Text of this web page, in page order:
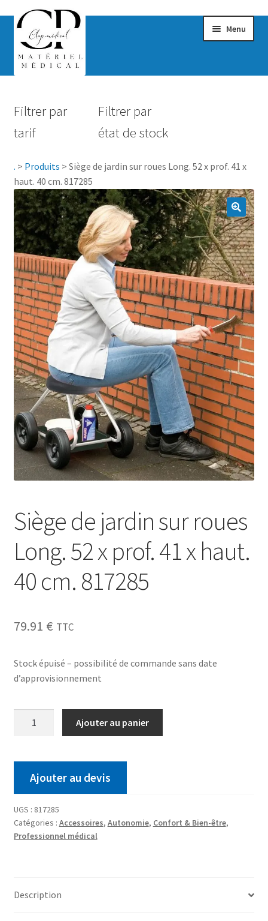
Menu
Hygiène
Maternité
Accessoires Salle de bain
Vêtements & Chaussures
Sécurité
Pro.
0.00 €
Filtrer par
tarif
Filtrer par
état de stock
. > Produits > Siège de jardin sur roues Long. 52 x prof. 41 x
haut. 40 cm. 817285
Siège de jardin sur roues
Long. 52 x prof. 41 x haut.
40 cm. 817285
79.91 € TTC
Stock épuisé – possibilité de commande sans date
d’approvisionnement
Ajouter au panier
Ajouter au devis
UGS : 817285
Catégories : Accessoires, Autonomie, Confort & Bien-être,
Professionnel médical
Description